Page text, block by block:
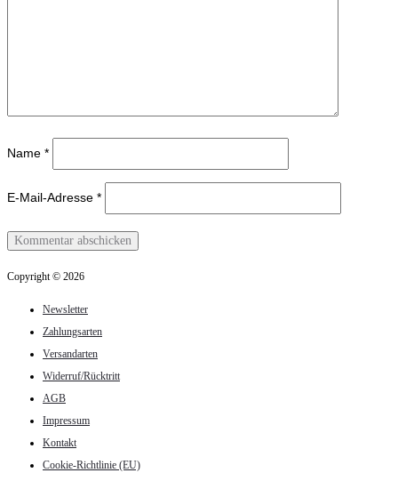
Name *
E-Mail-Adresse *
Copyright © 2026
Newsletter
Zahlungsarten
Versandarten
Widerruf/Rücktritt
AGB
Impressum
Kontakt
Cookie-Richtlinie (EU)